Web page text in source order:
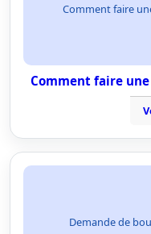
Comment faire
Comment faire
Demande de